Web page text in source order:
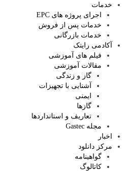
خدمات
اجرای پروژه های EPC
خدمات پس از فروش
خدمات بازرگانی
آکادمی رایتک
فیلم های آموزشی
مقالات آموزشی
گاز و زندگی
آشنایی با تجهیزات
ایمنی
گازها
تعاریف و استانداردها
مجله Gastec
اخبار
مرکز دانلود
گواهینامه
کاتالوگ